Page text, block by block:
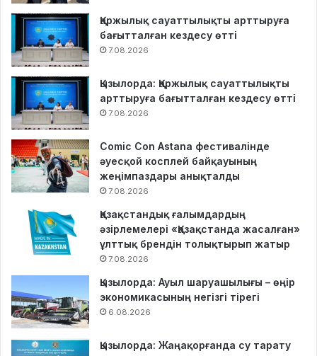
Қаржылық сауаттылықты арттыруға
бағытталған кездесу өтті
7.08.2026
Қызылорда: Қаржылық сауаттылықты
арттыруға бағытталған кездесу өтті
7.08.2026
Comic Con Astana фестивалінде
әуесқой косплей байқауының
жеңімпаздары анықталды
7.08.2026
Қазақстандық ғалымдардың
әзірлемелері «Қазақстанда жасалған»
ұлттық брендін толықтырып жатыр
7.08.2026
Қызылорда: Ауыл шаруашылығы – өңір
экономикасының негізгі тірегі
6.08.2026
Қызылорда: Жаңақорғанда су тарату